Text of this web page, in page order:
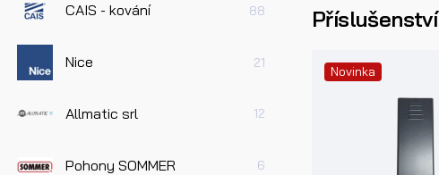
CAIS - kování 88
Nice 21
Allmatic srl 12
Pohony SOMMER 6
Příslušenství
Novinka